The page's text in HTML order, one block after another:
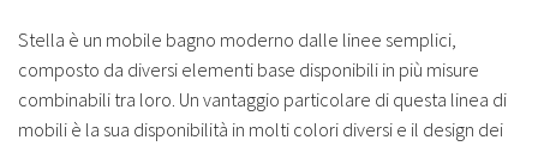
Stella è un mobile bagno moderno dalle linee semplici,
composto da diversi elementi base disponibili in più misure
combinabili tra loro. Un vantaggio particolare di questa linea di
mobili è la sua disponibilità in molti colori diversi e il design dei